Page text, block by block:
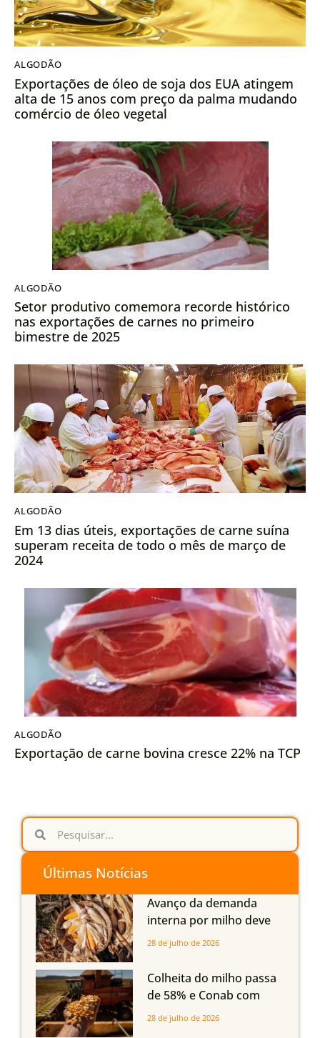
ALGODÃO
Exportações de óleo de soja dos EUA atingem
alta de 15 anos com preço da palma mudando
comércio de óleo vegetal
ALGODÃO
Setor produtivo comemora recorde histórico
nas exportações de carnes no primeiro
bimestre de 2025
ALGODÃO
Em 13 dias úteis, exportações de carne suína
superam receita de todo o mês de março de
2024
ALGODÃO
Exportação de carne bovina cresce 22% na TCP
Últimas Notícias
Avanço da demanda
interna por milho deve
compensar aumento da
em Mato Grosso, aponta
Imea
28 de julho de 2026
Colheita do milho passa
de 58% e Conab com
boas produtividades em
28 de julho de 2026